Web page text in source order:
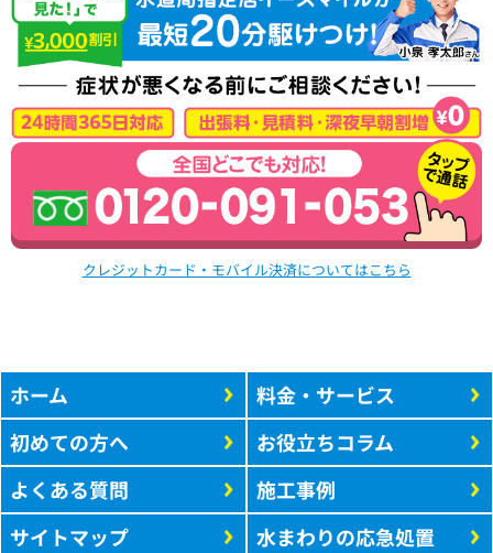
クレジットカード・モバイル決済についてはこちら
ホーム
初めての方へ
よくある質問
サイトマップ
料金・サービス
お役立ちコラム
施工事例
水まわりの応急処置